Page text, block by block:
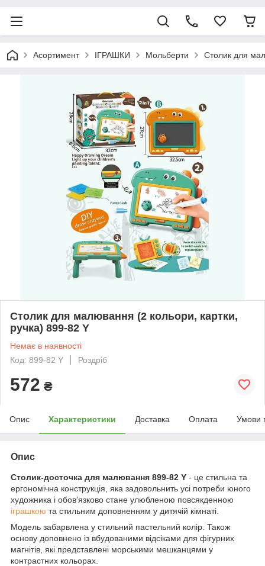
Асортимент ІГРАШКИ Мольберти Столик для
Столик для малювання (2 кольори, картки,
ручка) 899-82 Y
Немає в наявності
Код: 899-82 Y
Роздріб
572 ₴
Опис Характеристики Доставка Оплата Умови
Опис
Столик-досточка для малювання 899-82 Y - це стильна та
ергономічна конструкція, яка задовольнить усі потреби юного
художника і обов'язково стане улюбленою повсякденною
іграшкою та стильним доповненням у дитячій кімнаті.
Модель забарвлена у стильний пастельний колір. Також
основу доповнено із вбудованими відсіками для фігурних
магнітів, які представлені морськими мешканцями у
контрастних кольорах.